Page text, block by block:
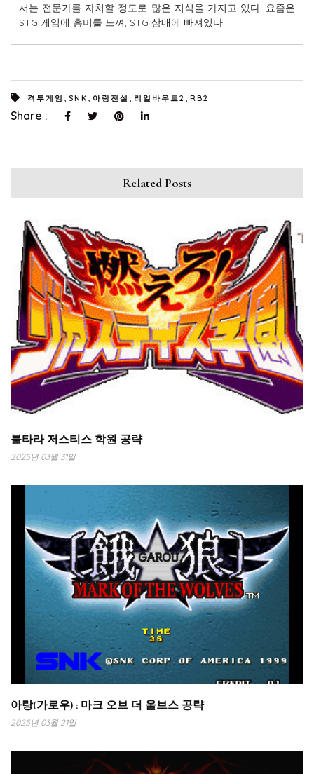
서는 전문가를 자처할 정도로 많은 지식을 가지고 있다. 요즘은
STG 게임에 흥미를 느껴, STG 삼매에 빠져있다.
격투게임 SNK 아랑전설 리얼바우트2 RB2
Share :
Related Posts
불타라 저스티스 학원 공략
2025년 03월 31일
아랑(가로우) : 마크 오브 더 울브스 공략
2025년 03월 21일